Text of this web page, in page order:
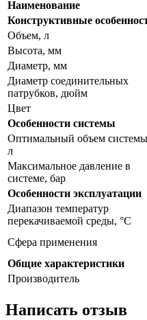
Наименование
Конструктивные
Объем, л
Высота, мм
Диаметр, мм
Диаметр соединительных
патрубков, дюйм
Цвет
Особенности системы
Оптимальный объем
л
Максимальное давление в
системе, бар
Особенности эксплуатации
Диапазон температур
перекачиваемой среды, °С
Сфера применения
Общие характеристики
Производитель
Написать отзыв